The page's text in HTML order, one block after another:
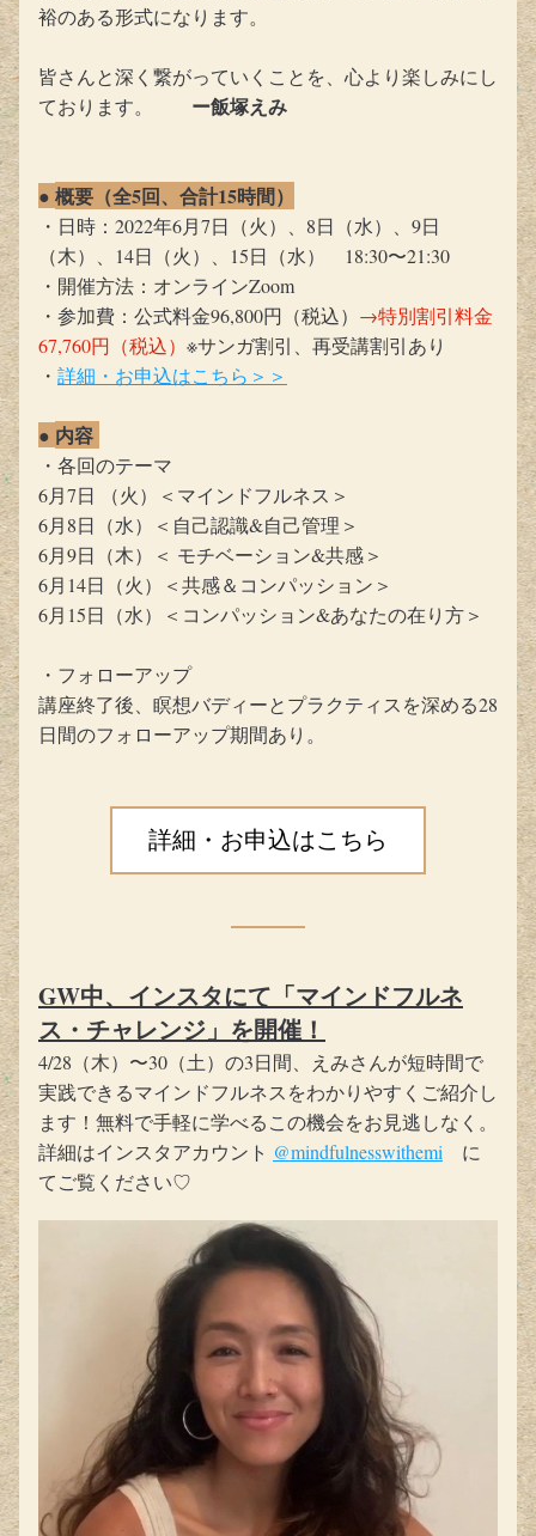
裕のある形式になります。
皆さんと深く繋がっていくことを、心より楽しみにし
ております。 ー飯塚えみ
● 概要（全5回、合計15時間）
・日時：2022年6月7日（火）、8日（水）、9日
（木）、14日（火）、15日（水）　18:30〜21:30
・開催方法：オンラインZoom
・参加費：公式料金96,800円（税込） →特別割引料金
67,760円（税込） ※サンガ割引、再受講割引あり
・ 詳細・お申込はこちら＞＞
● 内容
・各回のテーマ
6月7日 （火）＜マインドフルネス＞
6月8日（水）＜自己認識&自己管理＞
6月9日（木）＜ モチベーション&共感＞
6月14日（火）＜共感＆コンパッション＞
6月15日（水）＜コンパッション&あなたの在り方＞
・フォローアップ
講座終了後、瞑想バディーとプラクティスを深める28
日間のフォローアップ期間あり。
詳細・お申込はこちら
GW中、インスタにて「マインドフルネ
ス・チャレンジ」を開催！
4/28（木）〜30（土）の3日間、えみさんが短時間で
実践できるマインドフルネスをわかりやすくご紹介し
ます！無料で手軽に学べるこの機会をお見逃しなく。
詳細はインスタアカウント @mindfulnesswithemi に
てご覧ください♡